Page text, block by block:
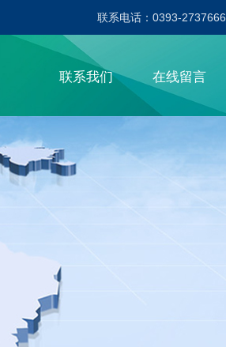
联系电话：0393-2737666
联系我们 在线留言